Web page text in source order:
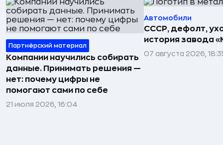
Партнёрский материал
Компании научились собирать
данные. Принимать решения —
нет: почему цифры не
помогают сами по себе
21 июля 2026, 16:04
Автомобили
СССР, дефолт,
история завода
07 августа 2026,